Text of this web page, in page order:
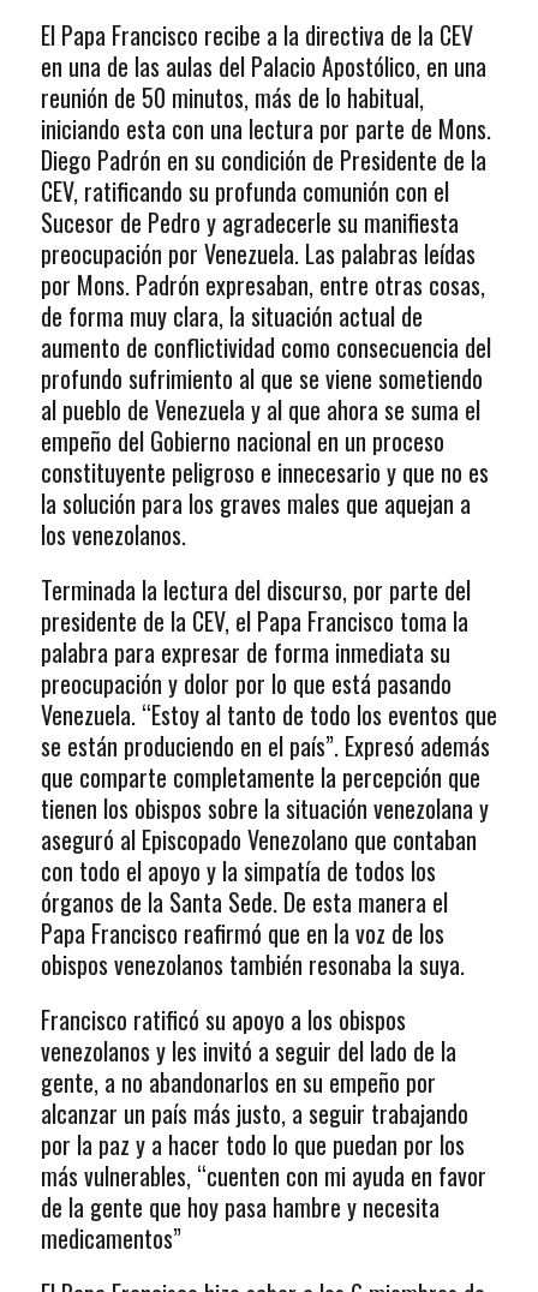
El Papa Francisco recibe a la directiva de la CEV
en una de las aulas del Palacio Apostólico, en una
reunión de 50 minutos, más de lo habitual,
iniciando esta con una lectura por parte de Mons.
Diego Padrón en su condición de Presidente de la
CEV, ratificando su profunda comunión con el
Sucesor de Pedro y agradecerle su manifiesta
preocupación por Venezuela. Las palabras leídas
por Mons. Padrón expresaban, entre otras cosas,
de forma muy clara, la situación actual de
aumento de conflictividad como consecuencia del
profundo sufrimiento al que se viene sometiendo
al pueblo de Venezuela y al que ahora se suma el
empeño del Gobierno nacional en un proceso
constituyente peligroso e innecesario y que no es
la solución para los graves males que aquejan a
los venezolanos.
Terminada la lectura del discurso, por parte del
presidente de la CEV, el Papa Francisco toma la
palabra para expresar de forma inmediata su
preocupación y dolor por lo que está pasando
Venezuela. “Estoy al tanto de todo los eventos que
se están produciendo en el país”. Expresó además
que comparte completamente la percepción que
tienen los obispos sobre la situación venezolana y
aseguró al Episcopado Venezolano que contaban
con todo el apoyo y la simpatía de todos los
órganos de la Santa Sede. De esta manera el
Papa Francisco reafirmó que en la voz de los
obispos venezolanos también resonaba la suya.
Francisco ratificó su apoyo a los obispos
venezolanos y les invitó a seguir del lado de la
gente, a no abandonarlos en su empeño por
alcanzar un país más justo, a seguir trabajando
por la paz y a hacer todo lo que puedan por los
más vulnerables, “cuenten con mi ayuda en favor
de la gente que hoy pasa hambre y necesita
medicamentos”